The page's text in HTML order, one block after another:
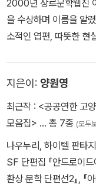
2000년 장르문학웹진
을 수상하며 이름을 알
소적인 엽편, 따뜻한 현
쓰기를 가장 어려워한다
지은이: 양원영
최근작 : <공공연한 고
모음집> … 총 7종 (모두
나우누리, 하이텔 판타
SF 단편집 『안드로이
환상 문학 단편선2』, 『